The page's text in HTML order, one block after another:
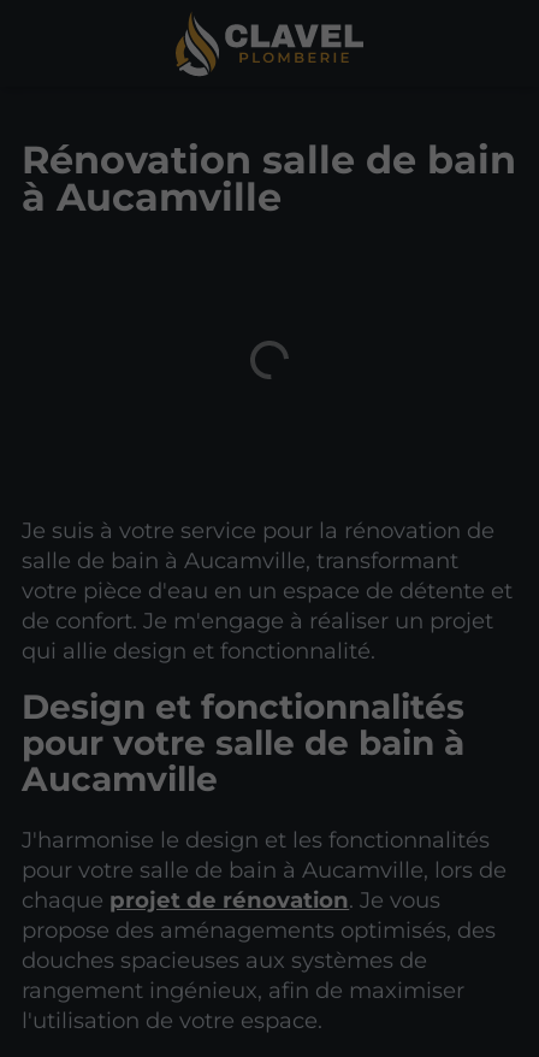
Rénovation salle de bain
à Aucamville
Je suis à votre service pour la rénovation de
salle de bain à Aucamville, transformant
votre pièce d'eau en un espace de détente et
de confort. Je m'engage à réaliser un projet
qui allie design et fonctionnalité.
Design et fonctionnalités
pour votre salle de bain à
Aucamville
J'harmonise le design et les fonctionnalités
pour votre salle de bain à Aucamville, lors de
chaque projet de rénovation. Je vous
propose des aménagements optimisés, des
douches spacieuses aux systèmes de
rangement ingénieux, afin de maximiser
l'utilisation de votre espace.